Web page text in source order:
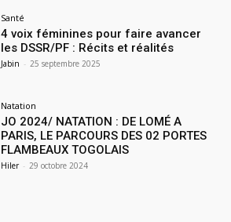
Santé
4 voix féminines pour faire avancer
les DSSR/PF : Récits et réalités
Jabin - 25 septembre 2025
Natation
JO 2024/ NATATION : DE LOMÉ A
PARIS, LE PARCOURS DES 02 PORTES
FLAMBEAUX TOGOLAIS
Hiler - 29 octobre 2024